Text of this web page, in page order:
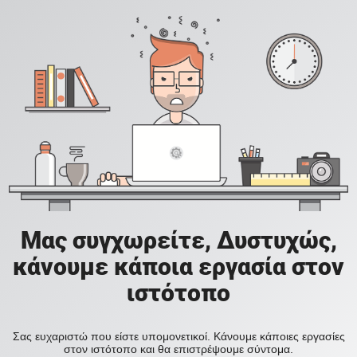
Μας συγχωρείτε, Δυστυχώς,
κάνουμε κάποια εργασία στον
ιστότοπο
Σας ευχαριστώ που είστε υπομονετικοί. Κάνουμε κάποιες εργασίες
στον ιστότοπο και θα επιστρέψουμε σύντομα.